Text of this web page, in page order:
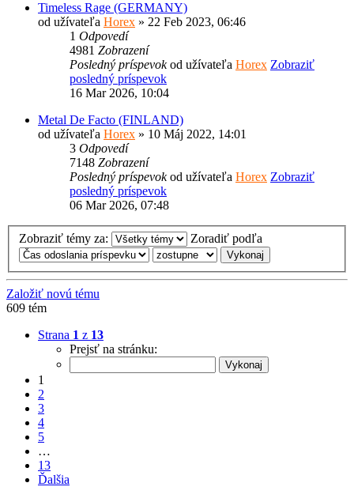
Timeless Rage (GERMANY)
od užívateľa Horex » 22 Feb 2023, 06:46
1 Odpovedí
4981 Zobrazení
Posledný príspevokod užívateľa Horex Zobraziť
posledný príspevok
16 Mar 2026, 10:04
Metal De Facto (FINLAND)
od užívateľa Horex » 10 Máj 2022, 14:01
3 Odpovedí
7148 Zobrazení
Posledný príspevokod užívateľa Horex Zobraziť
posledný príspevok
06 Mar 2026, 07:48
Zobraziť témy za: Zoradiť podľa
Založiť novú tému
609 tém
Strana 1 z 13
Prejsť na stránku:
1
2
3
4
5
…
13
Ďalšia